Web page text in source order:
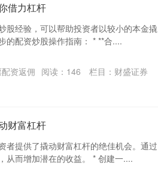
借力杠杆
股经验，可以帮助投资者以较小的本金撬
的配资炒股操作指南： * **合....
资返佣 阅读： 146 栏目： 财盛证券
财富杠杆
者提供了撬动财富杠杆的绝佳机会。通过
从而增加潜在的收益。 * 创建一....